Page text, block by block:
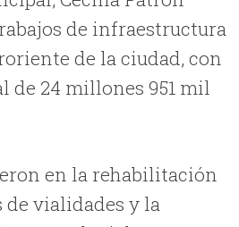
de infraestructura
de la ciudad, con
de 24 millones 951 mil
en la rehabilitación
de vialidades y la